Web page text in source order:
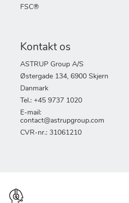
FSC®
Kontakt os
ASTRUP Group A/S
Østergade 134, 6900 Skjern
Danmark
Tel.: +45 9737 1020
E-mail:
contact@astrupgroup.com
CVR-nr.: 31061210